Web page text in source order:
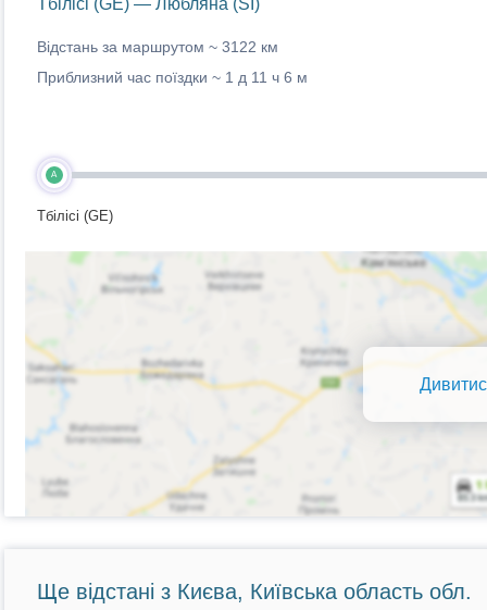
Тбілісі (GE) — Любляна (SI)
Відстань за маршрутом ~ 3122 км
Приблизний час поїздки ~ 1 д 11 ч 6 м
A
Тбілісі (GE)
Ще відстані з Києва, Київська область обл.